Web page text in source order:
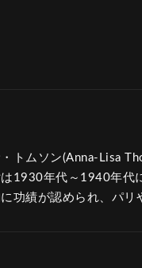
トムソン(Anna-Lisa
1930年代～1940年代
功績が認められ、パリ